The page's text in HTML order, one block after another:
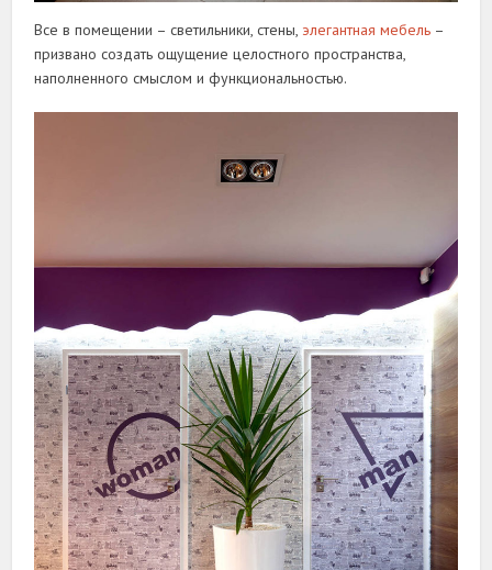
Все в помещении – светильники, стены, элегантная мебель –
призвано создать ощущение целостного пространства,
наполненного смыслом и функциональностью.